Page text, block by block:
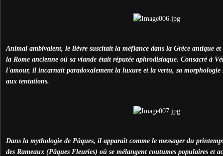
Animal ambivalent, le lièvre suscitait la méfiance dans la Grèce antique
la Rome ancienne où sa viande était réputée aphrodisiaque. Consacré à
l'amour, il incarnait paradoxalement la luxure et la vertu, sa morphologie
aux tentations.
Dans la mythologie de Pâques, il apparaît comme le messager du
des Rameaux (Pâques Fleuries) où se mélangent coutumes populaires et